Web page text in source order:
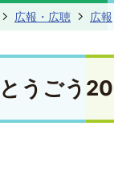
広報・広聴 広報
うごう